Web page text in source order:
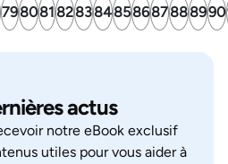
798081828384858687888990
actus
notre eBook exclusif
utiles pour vous aider à